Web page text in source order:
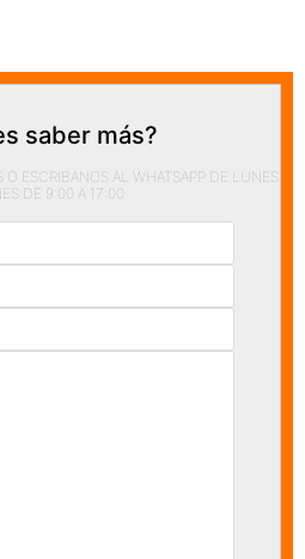
saber más?
O ESCRIBANOS AL WHATSAPP DE LUNES
DE 9:00 A 17:00